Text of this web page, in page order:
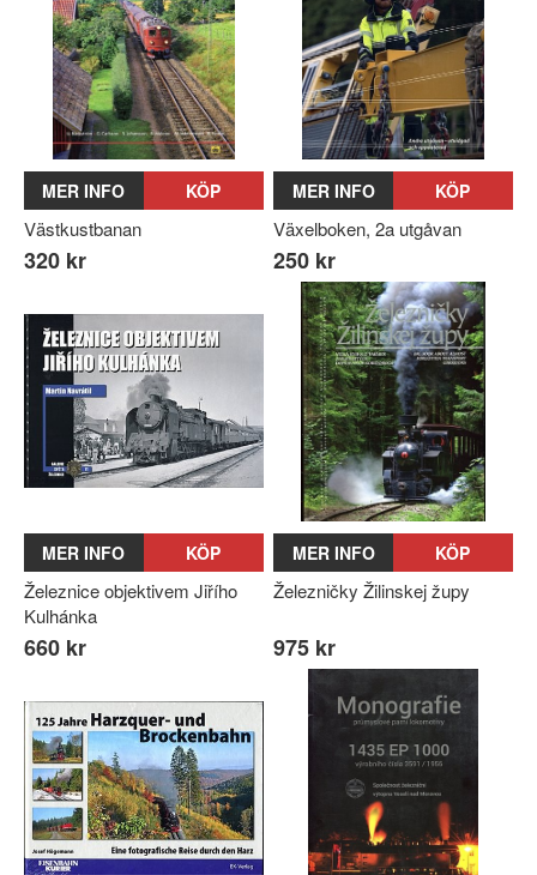
MER INFO KÖP
Västkustbanan
320 kr
MER INFO KÖP
Växelboken, 2a utgåvan
250 kr
MER INFO KÖP
Železnice objektivem Jiřího
Kulhánka
660 kr
MER INFO KÖP
Železničky Žilinskej župy
975 kr